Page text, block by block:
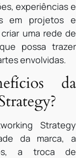
experiências e
em projetos e
uma rede de
possa trazer
envolvidas.
da
Strategy
da marca, a
a troca de